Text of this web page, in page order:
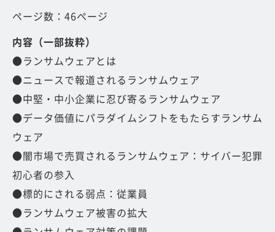
ページ数：46ページ
内容（一部抜粋）
●ランサムウェアとは
●ニュースで報道されるランサムウェア
●中堅・中小企業に忍び寄るランサムウェア
●データ価値にパラダイムシフトをもたらすランサム
ウェア
●闇市場で売買されるランサムウェア：サイバー犯罪
初心者の参入
●標的にされる弱点：従業員
●ランサムウェア被害の拡大